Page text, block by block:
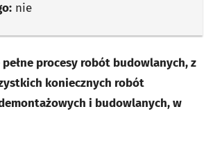
nie
procesy robót budowlanych, z
koniecznych robót
i budowlanych, w